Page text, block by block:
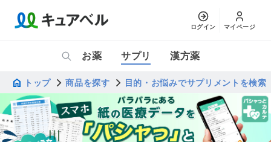
ログイン マイページ
お薬 サプリ 漢方薬
トップ 商品を探す 目的・お悩みでサプリメントを検索